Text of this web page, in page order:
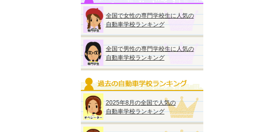
全国で女性の専門学校生に人気の
自動車学校ランキング
全国で男性の専門学校生に人気の
自動車学校ランキング
2025年8月の全国で人気の
自動車学校ランキング